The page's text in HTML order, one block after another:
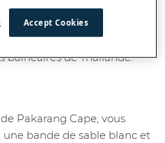
à Khao Lak. Cette liste
pour tout voyageur
pour trouver ce qu'il y a de
balnéaires de Thaïlande.
Pakarang Cape, vous
bande de sable blanc et
Accept Cookies